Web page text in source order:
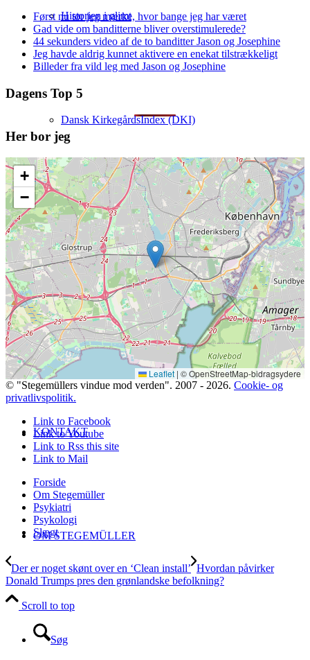
Historien i glimt
Dansk KirkegårdsIndex (DKI)
Mine 18.000 gravsten
Artikler om slægtsforskning
KONTAKT
OM STEGEMÜLLER
Søg
Først nu tør jeg mærke, hvor bange jeg har været
Gad vide om banditterne bliver overstimulerede?
44 sekunders video af de to banditter Jason og Josephine
Jeg havde aldrig kunnet aktivere en enekat tilstrækkeligt
Billeder fra vild leg med Jason og Josephine
Dagens Top 5
Her bor jeg
+
−
Leaflet | © OpenStreetMap-bidragsydere
© "Stegemüllers vindue mod verden". 2007 - 2026. Cookie- og
privatlivspolitik.
Link to Facebook
Link to Youtube
Link to Rss this site
Link to Mail
Forside
Om Stegemüller
Psykiatri
Psykologi
Slægt
Der er noget skønt over en ‘Clean install’ Hvordan påvirker
Donald Trumps pres den grønlandske befolkning?
Scroll to top